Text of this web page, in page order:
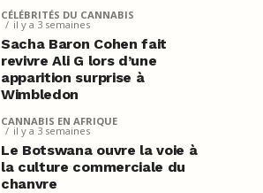
CÉLÉBRITÉS DU CANNABIS
il y a 3 semaines
Sacha Baron Cohen fait
revivre Ali G lors d’une
apparition surprise à
Wimbledon
CANNABIS EN AFRIQUE
il y a 3 semaines
Le Botswana ouvre la voie à
la culture commerciale du
chanvre